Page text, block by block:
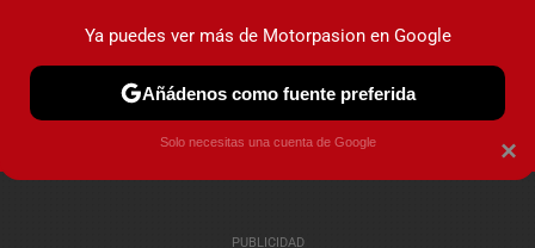
PRUEBAS COCHES ELÉCTRICOS OBSERVATORIO
×
Ya puedes ver más de Motorpasion en Google
Añádenos como fuente preferida
Solo necesitas una cuenta de Google